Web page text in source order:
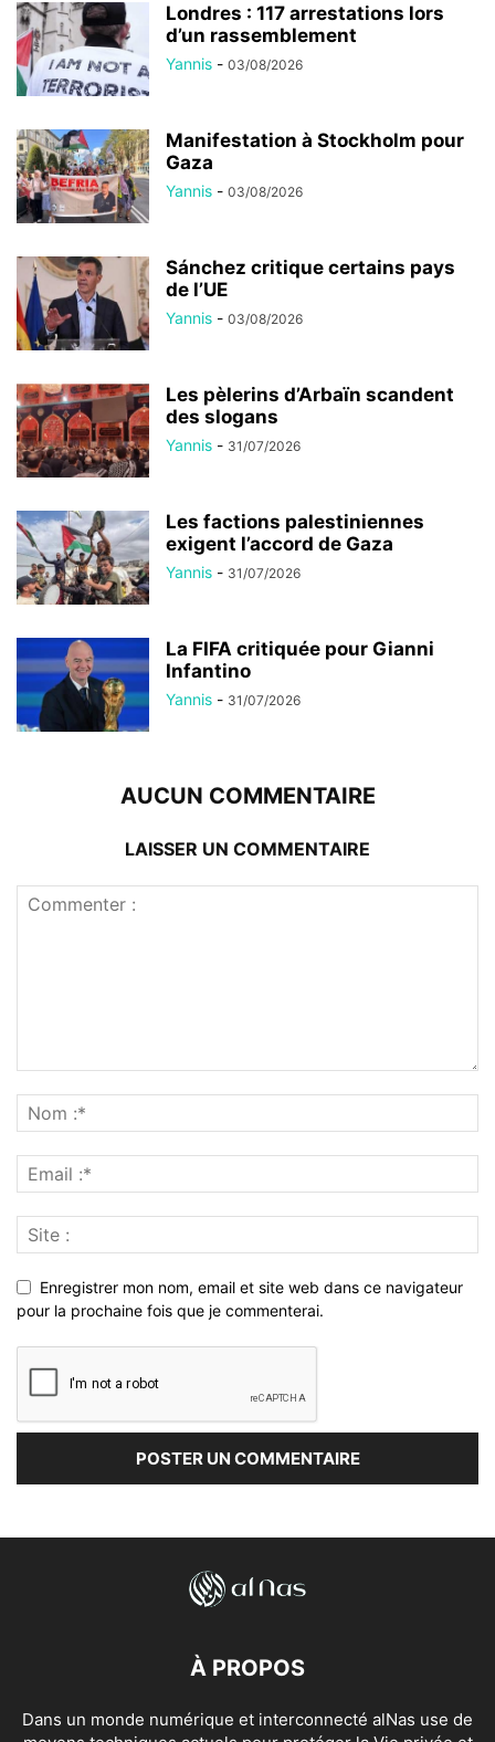
Londres : 117 arrestations lors
d’un rassemblement
Yannis - 03/08/2026
Manifestation à Stockholm pour
Gaza
Yannis - 03/08/2026
Sánchez critique certains pays
de l’UE
Yannis - 03/08/2026
Les pèlerins d’Arbaïn scandent
des slogans
Yannis - 31/07/2026
Les factions palestiniennes
exigent l’accord de Gaza
Yannis - 31/07/2026
La FIFA critiquée pour Gianni
Infantino
Yannis - 31/07/2026
AUCUN COMMENTAIRE
LAISSER UN COMMENTAIRE
Enregistrer mon nom, email et site web dans ce navigateur
pour la prochaine fois que je commenterai.
À PROPOS
Dans un monde numérique et interconnecté alNas use de